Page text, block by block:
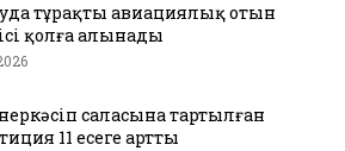
тұрақты авиациялық отын
қолға алынады
саласына тартылған
11 есеге артты